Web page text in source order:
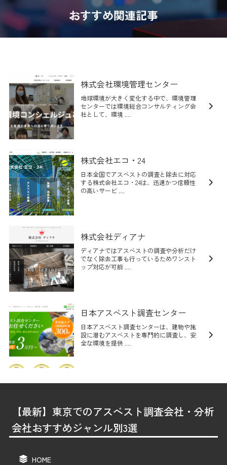
おすすめ関連記事
株式会社環境管理センター
地球環境が大きく変化する中で、環境管理
センターでは環境総合コンサルティング会
社として、環境 ....
株式会社エコ・24
日本全国でアスベストの調査と除去に対応
する株式会社エコ・24は、迅速かつ信頼性
の高いサービ ....
株式会社ディアナ
ディアナではアスベストの調査や分析だけ
でなく除去工事も行っているためワンスト
ップ対応が可能 ....
日本アスベスト調査センター
日本アスベスト調査センターは、建物や施
設に潜むアスベストを専門的に調査し、安
全な環境を提供 ....
【最新】東京でのアスベスト調査会社・分析
会社おすすめジャンル別3選
HOME